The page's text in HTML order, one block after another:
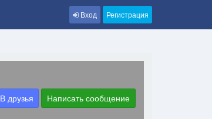
Вход Регистрация
В друзья Написать сообщение